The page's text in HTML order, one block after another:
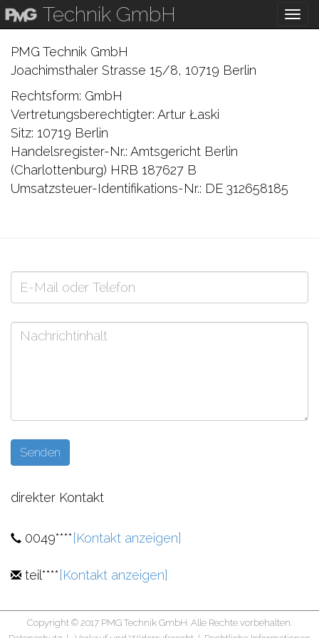
Technik GmbH
PMG Technik GmbH
Joachimsthaler Strasse 15/8, 10719 Berlin
Rechtsform: GmbH
Vertretungsberechtigter: Artur Łaski
Sitz: 10719 Berlin
Handelsregister-Nr.: Amtsgericht Berlin
(Charlottenburg) HRB 187627 B
Umsatzsteuer-Identifikations-Nr.: DE 312658185
direkter Kontakt
0049****[Kontakt anzeigen]
teil****[Kontakt anzeigen]
Copyright © 2017 PMG Technik GmbH. Alle Rechte vorbehalten.